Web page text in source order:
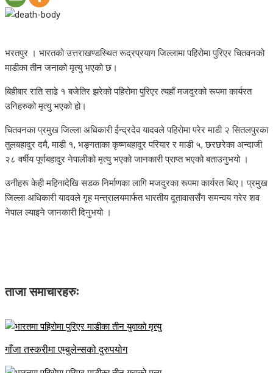
भरतपुर । भारतको उत्तराखण्डस्थित रूद्रप्रयाग जिल्लामा पहिरोमा पुरिएर चितवनको
माडीका तीन जनाको मृत्यु भएको छ।
बिहीबार राति साढे १ बजेतिर झरेको पहिरोमा पुरिएर त्यहाँ मजदुरको रूपमा कार्यरत
उनिहरुको मृत्यु भएको हो।
चितवनका प्रमुख जिल्ला अधिकारी ईन्द्रदेव यादवले पहिरोमा परेर माडी २ सितलपुरका
तुलबहादुर दमै, माडी १, भङ्गताका कृष्णबहादुर परियार र माडी ५, छरछरेका अन्दाजी
२८ वर्षीय पूर्णबहादुर नेपालीको मृत्यु भएको जानकारी प्राप्त भएको बताउनुभयो ।
उनीहरू केही महिनादेखि सडक निर्माणका लागि मजदुरका रूपमा कार्यरत थिए। प्रमुख
जिल्ला अधिकारी यादवले गृह मन्त्रालयमार्फत भारतीय दूतावाससँग समन्वय गरेर शव
नेपाल ल्याइने जानकारी दिनुभयो ।
ताजा समाचारहरुः
गाँजा तस्करीमा एम्बुलेन्सको दुरुपयोग